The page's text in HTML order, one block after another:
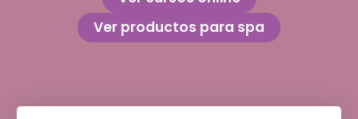
Ver productos para spa